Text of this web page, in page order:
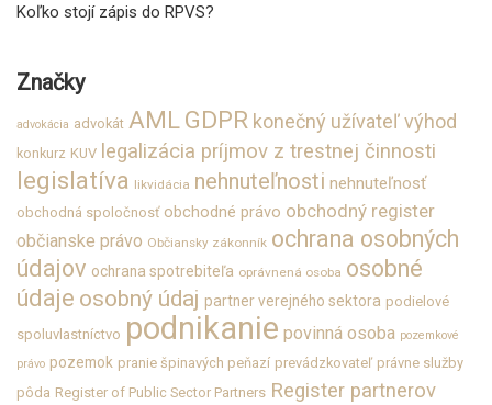
Koľko stojí zápis do RPVS?
Značky
advokácia advokát AML GDPR konečný užívateľ výhod
konkurz KUV legalizácia príjmov z trestnej činnosti
legislatíva likvidácia nehnuteľnosti nehnuteľnosť
obchodná spoločnosť obchodné právo obchodný register
občianske právo Občiansky zákonník ochrana osobných
údajov ochrana spotrebiteľa oprávnená osoba osobné
údaje osobný údaj partner verejného sektora podielové
spoluvlastníctvo podnikanie povinná osoba pozemkové
právo pozemok pranie špinavých peňazí prevádzkovateľ právne služby
pôda Register of Public Sector Partners Register partnerov